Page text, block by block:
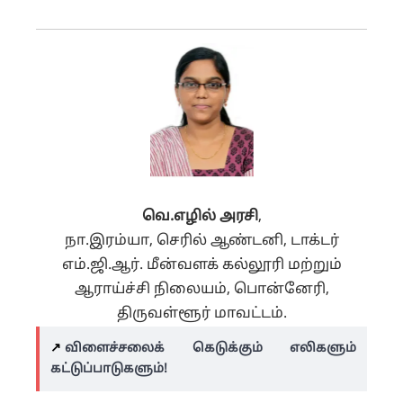
வெ.எழில் அரசி,
நா.இரம்யா, செரில் ஆண்டனி, டாக்டர்
எம்.ஜி.ஆர். மீன்வளக் கல்லூரி மற்றும்
ஆராய்ச்சி நிலையம், பொன்னேரி,
திருவள்ளூர் மாவட்டம்.
↗️ விளைச்சலைக் கெடுக்கும் எலிகளும்
கட்டுப்பாடுகளும்!